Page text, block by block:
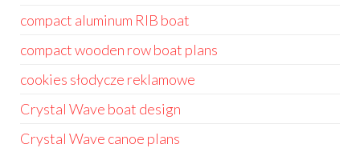
compact aluminum RIB boat
compact wooden row boat plans
cookies słodycze reklamowe
Crystal Wave boat design
Crystal Wave canoe plans